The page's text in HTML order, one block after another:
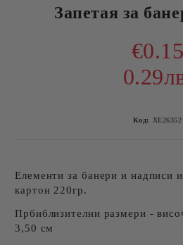
Запетая за
€0.15
Код: ХЕ26352
Елементи за банери и надписи
картон 220гр.
Прбиблизителни размери -
3,50 см